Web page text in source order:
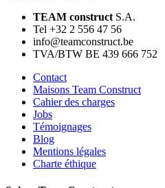
TEAM construct S.A.
Tel +32 2 556 47 56
info@teamconstruct.be
TVA/BTW BE 439 666 752
Contact
Maisons Team Construct
Cahier des charges
Jobs
Témoignages
Blog
Mentions légales
Charte éthique